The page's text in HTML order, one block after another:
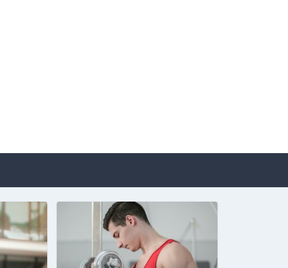
suplementacji i